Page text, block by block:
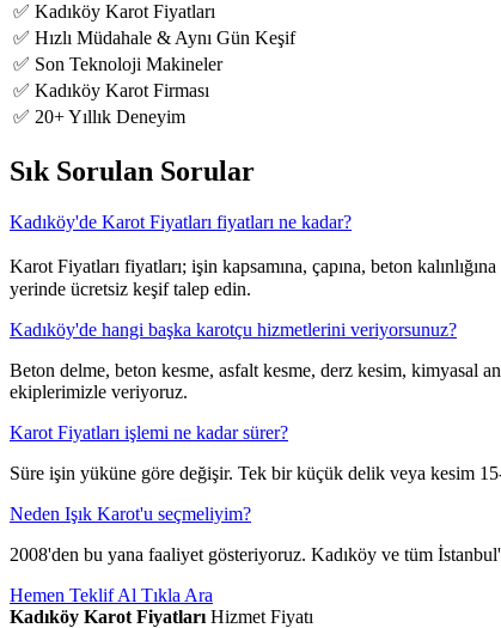
✅ Kadıköy Karot Fiyatları
✅ Hızlı Müdahale & Aynı Gün Keşif
✅ Son Teknoloji Makineler
✅ Kadıköy Karot Firması
✅ 20+ Yıllık Deneyim
Sık Sorulan Sorular
Kadıköy'de Karot Fiyatları fiyatları ne kadar?
Karot Fiyatları fiyatları; işin kapsamına, çapına, beton
yerinde ücretsiz keşif talep edin.
Kadıköy'de hangi başka karotçu hizmetlerini veriyorsunuz?
Beton delme, beton kesme, asfalt kesme, derz kesim, kimyasal
ekiplerimizle veriyoruz.
Karot Fiyatları işlemi ne kadar sürer?
Süre işin yüküne göre değişir. Tek bir küçük delik veya kesim
Neden Işık Karot'u seçmeliyim?
2008'den bu yana faaliyet gösteriyoruz. Kadıköy ve tüm
Hemen Teklif Al Tıkla Ara
Kadıköy Karot Fiyatları Hizmet Fiyatı